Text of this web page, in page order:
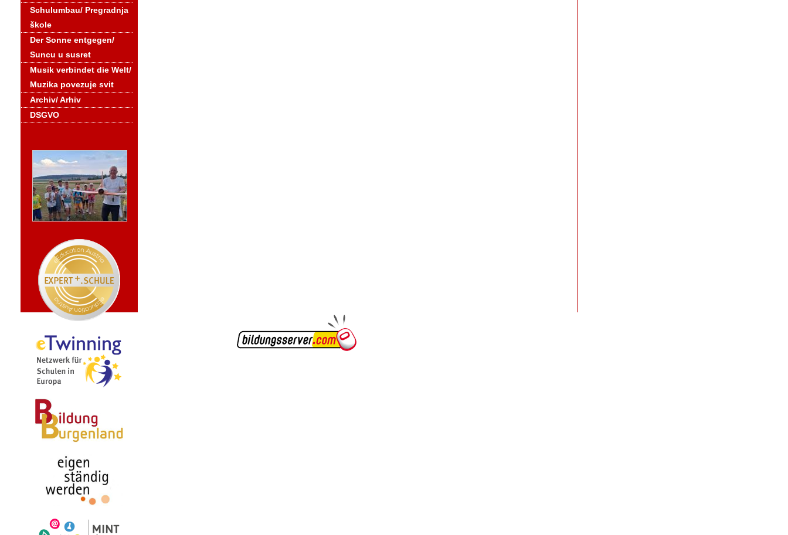
Schulumbau/ Pregradnja
škole
Der Sonne entgegen/
Suncu u susret
Musik verbindet die Welt/
Muzika povezuje svit
Archiv/ Arhiv
DSGVO